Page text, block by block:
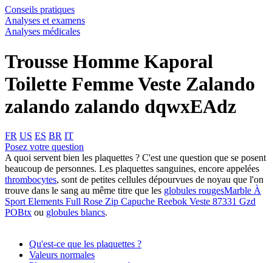
Conseils pratiques
Analyses et examens
Analyses médicales
Trousse Homme Kaporal
Toilette Femme Veste Zalando
zalando zalando dqwxEAdz
FR US ES BR IT
Posez votre question
A quoi servent bien les plaquettes ? C'est une question que se posent
beaucoup de personnes. Les plaquettes sanguines, encore appelées
thrombocytes, sont de petites cellules dépourvues de noyau que l'on
trouve dans le sang au même titre que les globules rougesMarble À
Sport Elements Full Rose Zip Capuche Reebok Veste 87331 Gzd
POBtx ou globules blancs.
Qu'est-ce que les plaquettes ?
Valeurs normales